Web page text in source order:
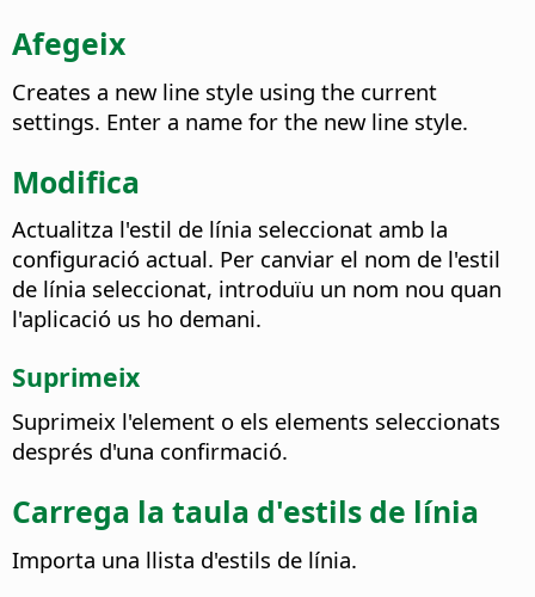
Afegeix
Creates a new line style using the current
settings. Enter a name for the new line style.
Modifica
Actualitza l'estil de línia seleccionat amb la
configuració actual. Per canviar el nom de l'estil
de línia seleccionat, introduïu un nom nou quan
l'aplicació us ho demani.
Suprimeix
Suprimeix l'element o els elements seleccionats
després d'una confirmació.
Carrega la taula d'estils de línia
Importa una llista d'estils de línia.